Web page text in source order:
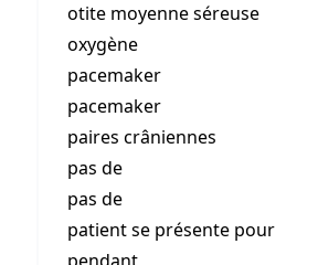
otite moyenne séreuse
oxygène
pacemaker
pacemaker
paires crâniennes
pas de
pas de
patient se présente pour